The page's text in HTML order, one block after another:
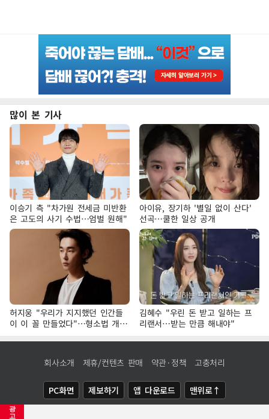
광
고
많이 본 기사
이승기 측 "차가원 전세금 미반환
은 고도의 사기 수법…엄벌 원해"
아이유, 장기하 '별일 없이 산다'
선곡…쿨한 일상 공개
허지웅 "우리가 지지했던 인간들
이 이 꼴 만들었다"…형소법 개정
에 격한 반응
김혜수 "우린 돈 받고 일하는 프
리랜서…받는 만큼 해내야"
회사소개 제휴/컨텐츠 판매 약관·정책 고충처리
PC화면 제보하기 앱 다운로드 맨위로↑